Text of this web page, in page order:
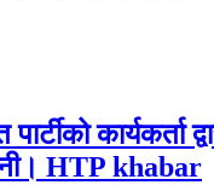
कार्यकर्ता
HTP khabar